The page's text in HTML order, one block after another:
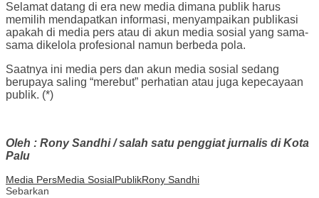
Selamat datang di era new media dimana publik harus
memilih mendapatkan informasi, menyampaikan publikasi
apakah di media pers atau di akun media sosial yang sama-
sama dikelola profesional namun berbeda pola.
Saatnya ini media pers dan akun media sosial sedang
berupaya saling “merebut” perhatian atau juga kepecayaan
publik. (*)
Oleh : Rony Sandhi / salah satu penggiat jurnalis di Kota
Palu
Media PersMedia SosialPublikRony Sandhi
Sebarkan